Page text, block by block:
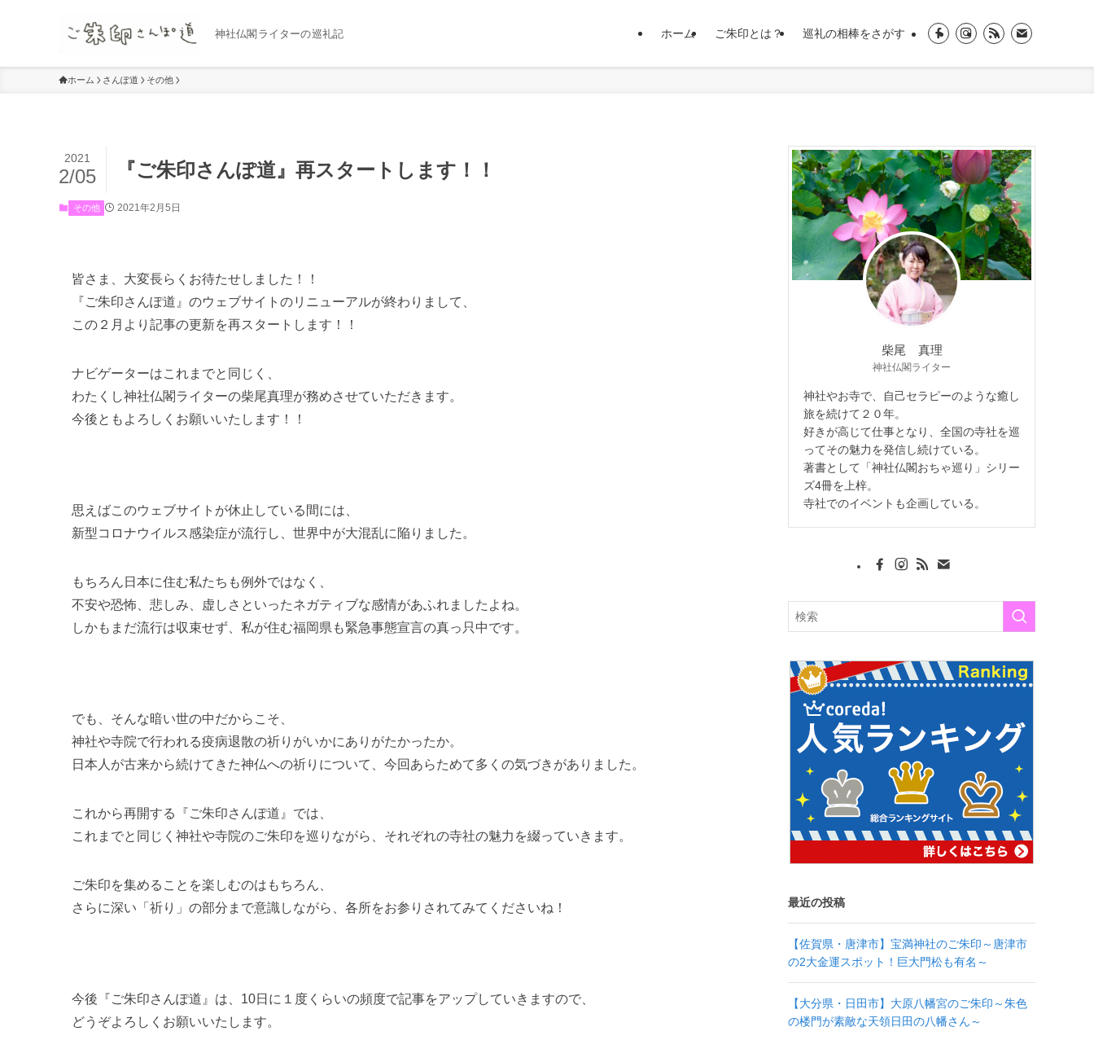
神社仏閣ライターの巡礼記 ホーム ご朱印とは？ 巡礼の相棒をさがす
ホーム さんぽ道 その他
『ご朱印さんぽ道』再スタートします！！
2021
2/05
その他 2021年2月5日
皆さま、大変長らくお待たせしました！！
『ご朱印さんぽ道』のウェブサイトのリニューアルが終わりまして、
この２月より記事の更新を再スタートします！！
ナビゲーターはこれまでと同じく、
わたくし神社仏閣ライターの柴尾真理が務めさせていただきます。
今後ともよろしくお願いいたします！！
思えばこのウェブサイトが休止している間には、
新型コロナウイルス感染症が流行し、世界中が大混乱に陥りました。
もちろん日本に住む私たちも例外ではなく、
不安や恐怖、悲しみ、虚しさといったネガティブな感情があふれましたよね。
しかもまだ流行は収束せず、私が住む福岡県も緊急事態宣言の真っ只中です。
でも、そんな暗い世の中だからこそ、
神社や寺院で行われる疫病退散の祈りがいかにありがたかったか。
日本人が古来から続けてきた神仏への祈りについて、今回あらためて多くの気づきがありました。
これから再開する『ご朱印さんぽ道』では、
これまでと同じく神社や寺院のご朱印を巡りながら、それぞれの寺社の魅力を綴っていきます。
ご朱印を集めることを楽しむのはもちろん、
さらに深い「祈り」の部分まで意識しながら、各所をお参りされてみてくださいね！
今後『ご朱印さんぽ道』は、10日に１度くらいの頻度で記事をアップしていきますので、
どうぞよろしくお願いいたします。
柴尾 真理
神社仏閣ライター
神社やお寺で、自己セラピーのような癒し
旅を続けて２０年。
好きが高じて仕事となり、全国の寺社を巡
ってその魅力を発信し続けている。
著書として「神社仏閣おちゃ巡り」シリー
ズ4冊を上梓。
寺社でのイベントも企画している。
最近の投稿
【佐賀県・唐津市】宝満神社のご朱印～唐津市
の2大金運スポット！巨大門松も有名～
【大分県・日田市】大原八幡宮のご朱印～朱色
の楼門が素敵な天領日田の八幡さん～